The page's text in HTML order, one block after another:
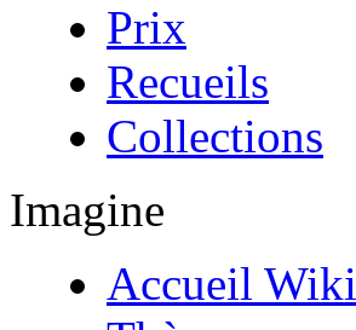
Prix
Recueils
Collections
Imagine
Accueil Wiki